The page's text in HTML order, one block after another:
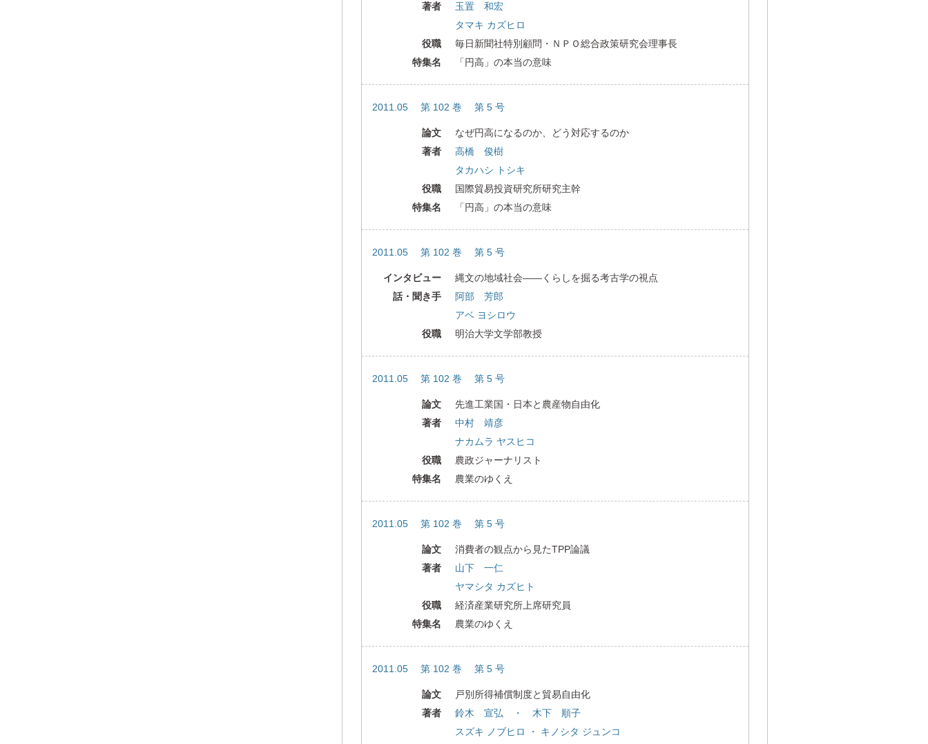
著者
玉置 和宏
タマキ カズヒロ
役職
毎日新聞社特別顧問・ＮＰＯ総合政策研究会理事長
特集名
「円高」の本当の意味
2011.05 第 102 巻 第 5 号
論文
なぜ円高になるのか、どう対応するのか
著者
高橋 俊樹
タカハシ トシキ
役職
国際貿易投資研究所研究主幹
特集名
「円高」の本当の意味
2011.05 第 102 巻 第 5 号
インタビュー
縄文の地域社会――くらしを掘る考古学の視点
話・聞き手
阿部 芳郎
アベ ヨシロウ
役職
明治大学文学部教授
2011.05 第 102 巻 第 5 号
論文
先進工業国・日本と農産物自由化
著者
中村 靖彦
ナカムラ ヤスヒコ
役職
農政ジャーナリスト
特集名
農業のゆくえ
2011.05 第 102 巻 第 5 号
論文
消費者の観点から見たTPP論議
著者
山下 一仁
ヤマシタ カズヒト
役職
経済産業研究所上席研究員
特集名
農業のゆくえ
2011.05 第 102 巻 第 5 号
論文
戸別所得補償制度と貿易自由化
著者
鈴木 宣弘 ・ 木下 順子
スズキ ノブヒロ ・ キノシタ ジュンコ